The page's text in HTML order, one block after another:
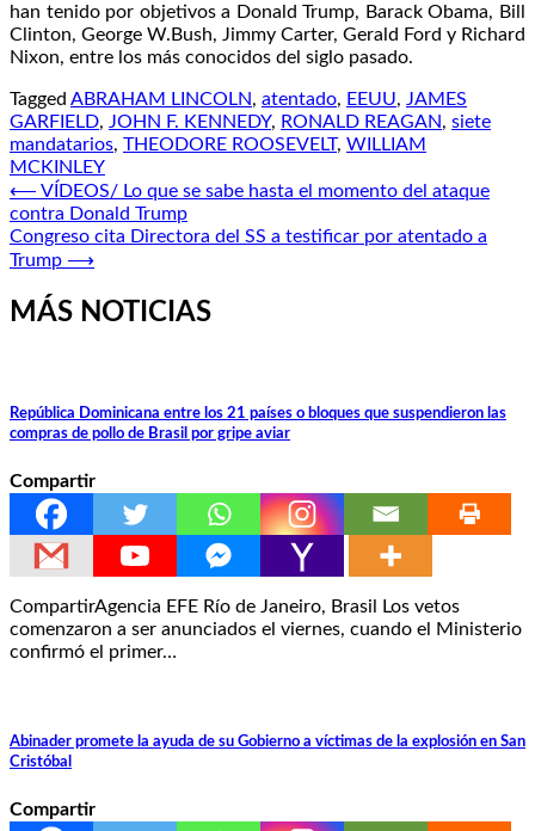
han tenido por objetivos a Donald Trump, Barack Obama, Bill
Clinton, George W.Bush, Jimmy Carter, Gerald Ford y Richard
Nixon, entre los más conocidos del siglo pasado.
Tagged ABRAHAM LINCOLN, atentado, EEUU, JAMES
GARFIELD, JOHN F. KENNEDY, RONALD REAGAN, siete
mandatarios, THEODORE ROOSEVELT, WILLIAM
MCKINLEY
Navegación
de
entradas
⟵ VÍDEOS/ Lo que se sabe hasta el momento del ataque
contra Donald Trump
Congreso cita Directora del SS a testificar por atentado a
Trump ⟶
MÁS NOTICIAS
República Dominicana entre los 21 países o bloques que suspendieron las
compras de pollo de Brasil por gripe aviar
Compartir
CompartirAgencia EFE Río de Janeiro, Brasil Los vetos
comenzaron a ser anunciados el viernes, cuando el Ministerio
confirmó el primer…
Abinader promete la ayuda de su Gobierno a víctimas de la explosión en San
Cristóbal
Compartir